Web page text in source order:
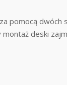
pomocą
deski